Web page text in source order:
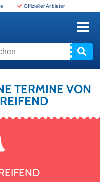
Offizieller Anbieter
TERMINE VON